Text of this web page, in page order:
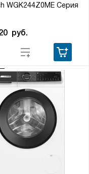
WGK244Z0ME Серия
руб.